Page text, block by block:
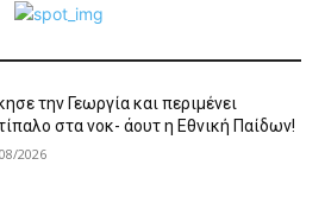
την Γεωργία και περιμένει
στα νοκ- άουτ η Εθνική Παίδων!
2026